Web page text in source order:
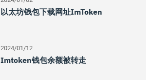
以太坊钱包下载网址imToken
2024/01/12
Imtoken钱包余额被转走